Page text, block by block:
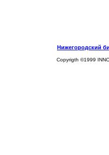
Нижегородский
Copyrigth ©1999